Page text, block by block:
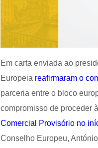
Em carta enviada ao
Europeia reafirmaram o
parceria entre o bloco
compromisso de proceder
Comercial Provisório no
Conselho Europeu,